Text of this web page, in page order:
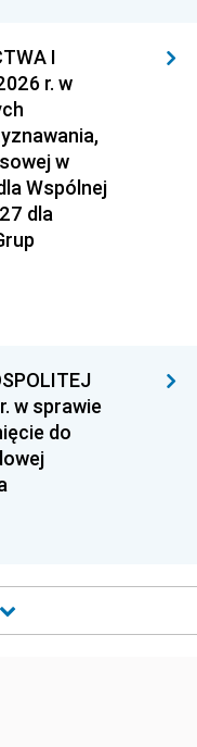
I
r. w
w
Wspólnej
dla
w sprawie
do